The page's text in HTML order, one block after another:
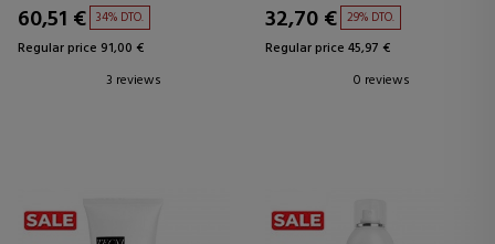
60,51 € 34% DTO.
Regular price 91,00 €
3 reviews
32,70 € 29% DTO.
Regular price 45,97 €
0 reviews